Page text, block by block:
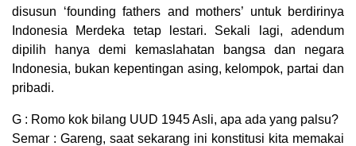
disusun ‘founding fathers and mothers’ untuk berdirinya
Indonesia Merdeka tetap lestari. Sekali lagi, adendum
dipilih hanya demi kemaslahatan bangsa dan negara
Indonesia, bukan kepentingan asing, kelompok, partai dan
pribadi.
G : Romo kok bilang UUD 1945 Asli, apa ada yang palsu?
Semar : Gareng, saat sekarang ini konstitusi kita memakai